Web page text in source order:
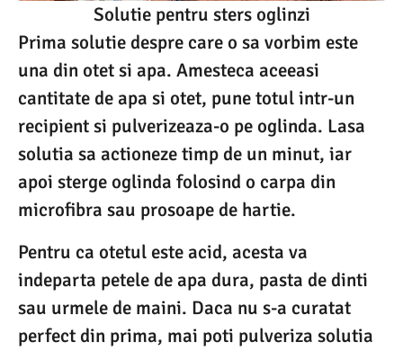
Solutie pentru sters oglinzi
Prima solutie despre care o sa vorbim este
una din otet si apa. Amesteca aceeasi
cantitate de apa si otet, pune totul intr-un
recipient si pulverizeaza-o pe oglinda. Lasa
solutia sa actioneze timp de un minut, iar
apoi sterge oglinda folosind o carpa din
microfibra sau prosoape de hartie.
Pentru ca otetul este acid, acesta va
indeparta petele de apa dura, pasta de dinti
sau urmele de maini. Daca nu s-a curatat
perfect din prima, mai poti pulveriza solutia